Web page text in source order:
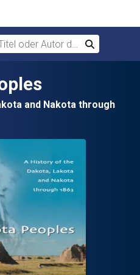
oder Autor durchsuchen
Suchen
and Nakota through